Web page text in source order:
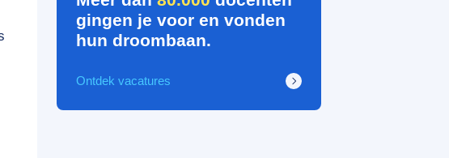
gingen je voor en vonden
hun droombaan.
Ontdek vacatures